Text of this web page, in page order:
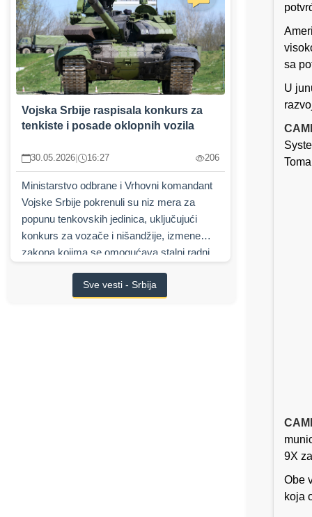
Vojska Srbije raspisala konkurs za
tenkiste i posade oklopnih vozila
30.05.2026 16:27 206
Ministarstvo odbrane i Vrhovni komandant
Vojske Srbije pokrenuli su niz mera za
popunu tenkovskih jedinica, uključujući
konkurs za vozače i nišandžije, izmene
zakona kojima se omogućava stalni radni
kao i višemilijardu saradnju sa izraelskim
Elbit Systemsna modernizaciji oklopnih
Sve vesti - Srbija
sa
U
9X
Obe
koja